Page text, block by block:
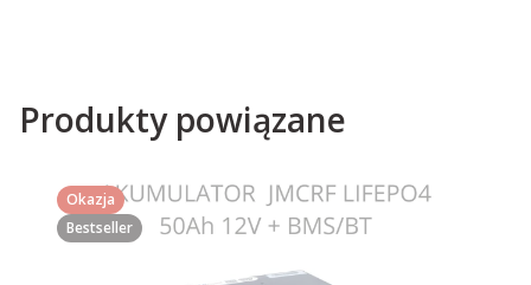
Produkty powiązane
Okazja
Bestseller